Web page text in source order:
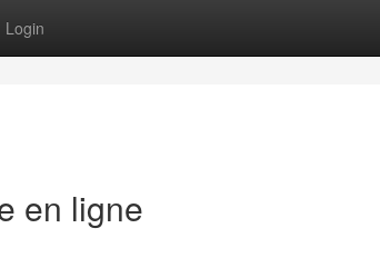
Login
en ligne